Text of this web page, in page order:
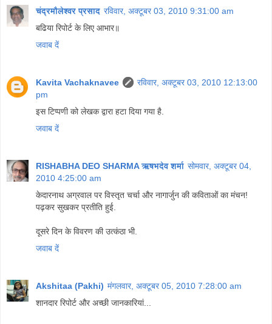
चंद्रमौलेश्वर प्रसाद रविवार, अक्टूबर 03, 2010 9:31:00 am
बढिया रिपोर्ट के लिए आभार॥
जवाब दें
Kavita Vachaknavee
रविवार, अक्टूबर 03, 2010 12:13:00
pm
इस टिप्पणी को लेखक द्वारा हटा दिया गया है.
जवाब दें
RISHABHA DEO SHARMA ऋषभदेव शर्मा सोमवार, अक्टूबर 04,
2010 4:25:00 am
केदारनाथ अग्रवाल पर विस्तृत चर्चा और नागार्जुन की कविताओं का मंचन!
पढ़कर सुखकर प्रतीति हुई.
दूसरे दिन के विवरण की उत्कंठा भी.
जवाब दें
Akshitaa (Pakhi) मंगलवार, अक्टूबर 05, 2010 7:28:00 am
शानदार रिपोर्ट और अच्छी जानकारियां...